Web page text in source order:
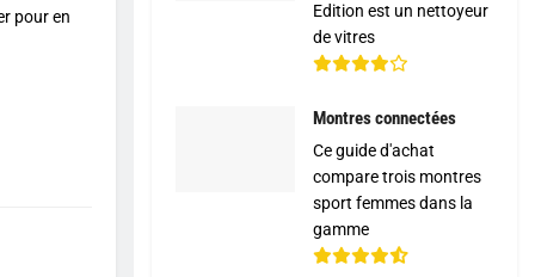
pour en
Edition est un nettoyeur
de vitres
Montres connectées
Ce guide d'achat
compare trois montres
sport femmes dans la
gamme